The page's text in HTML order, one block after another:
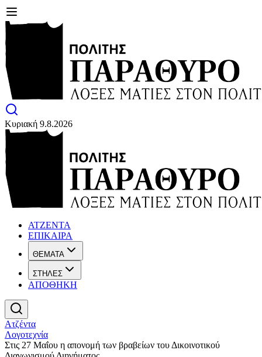
Κυριακή 9.8.2026
ΑΤΖΕΝΤΑ
ΕΠΙΚΑΙΡΑ
ΘΕΜΑΤΑ
ΣΤΗΛΕΣ
ΑΠΟΘΗΚΗ
Ατζέντα
Λογοτεχνία
Στις 27 Μαΐου η απονομή των βραβείων του Δικοινοτικού